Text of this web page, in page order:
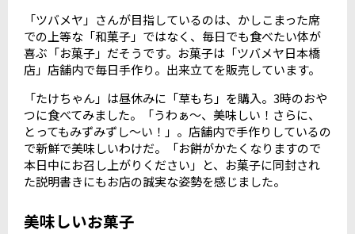
「ツバメヤ」さんが目指しているのは、かしこまった席
での上等な「和菓子」ではなく、毎日でも食べたい体が
喜ぶ「お菓子」だそうです。お菓子は「ツバメヤ日本橋
店」店舗内で毎日手作り。出来立てを販売しています。
「たけちゃん」は昼休みに「草もち」を購入。3時のおや
つに食べてみました。「うわぁ～、美味しい！さらに、
とってもみずみずし～い！」。店舗内で手作りしているの
で新鮮で美味しいわけだ。「お餅がかたくなりますので
本日中にお召し上がりください」と、お菓子に同封され
た説明書きにもお店の誠実な姿勢を感じました。
美味しいお菓子